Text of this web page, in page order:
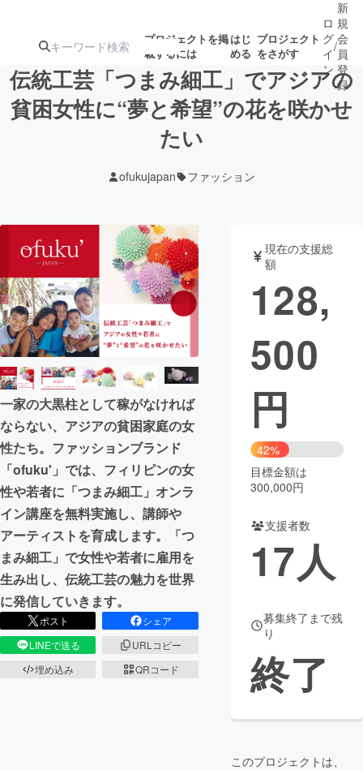
プロジェクトを掲
載するには
はじ
める
プロジェクト
をさがす
注目の新着プロ募集終了が近いプ
テクノロジー・ガジェット
映像・映画 書籍・雑誌
ビジネス・起業 チャレンジ
まちづくり・地域活性化
CAMPFIRE for Social Good
CAMPFIRE Creation
CAMPFIREふるさと納税machi-ya コミュニティ
ロ
グ
イ
ン
/
新
規
会
員
登
録
伝統工芸「つまみ細工」でアジアの
貧困女性に“夢と希望”の花を咲かせ
たい
ofukujapan ファッション
一家の大黒柱として稼がなければ
ならない、アジアの貧困家庭の女
性たち。ファッションブランド
「ofuku'」では、フィリピンの女
性や若者に「つまみ細工」オンラ
イン講座を無料実施し、講師や
アーティストを育成します。「つ
まみ細工」で女性や若者に雇用を
生み出し、伝統工芸の魅力を世界
に発信していきます。
ポスト
シェア
LINEで送る
URLコピー
埋め込み
QRコード
現在の支援総
額
128,
500
円
42%
目標金額は
300,000円
支援者数
17人
募集終了まで残
り
終了
このプロジェクトは、